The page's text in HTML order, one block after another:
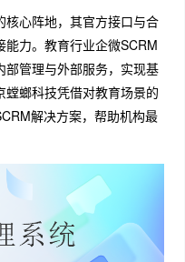
心阵地，其官方接口与合
力。教育行业企微SCRM
管理与外部服务，实现基
螂科技凭借对教育场景的
解决方案，帮助机构最